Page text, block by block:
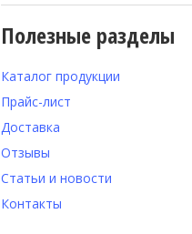
Полезные разделы
Каталог продукции
Прайс-лист
Доставка
Отзывы
Статьи и новости
Контакты